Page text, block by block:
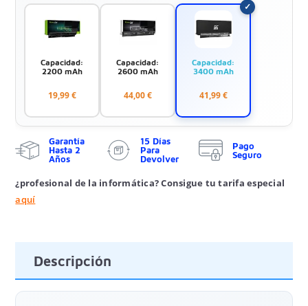
Capacidad:
2200 mAh
19,99 €
Capacidad:
2600 mAh
44,00 €
Capacidad:
3400 mAh
41,99 €
Garantía
Hasta 2
Años
15 Días
Para
Devolver
Pago
Seguro
¿profesional de la informática? Consigue tu tarifa especial
aquí
Descripción